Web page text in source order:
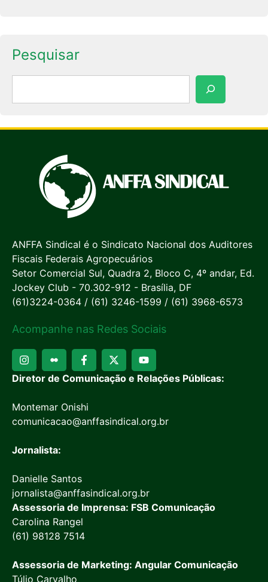
Pesquisar
ANFFA Sindical é o Sindicato Nacional dos Auditores
Fiscais Federais Agropecuários
Setor Comercial Sul, Quadra 2, Bloco C, 4º andar, Ed.
Jockey Club - 70.302-912 - Brasília, DF
(61)3224-0364 / (61) 3246-1599 / (61) 3968-6573
Acompanhe nas Redes Sociais
Diretor de Comunicação e Relações Públicas:
Montemar Onishi
comunicacao@anffasindical.org.br
Jornalista:
Danielle Santos
jornalista@anffasindical.org.br
Assessoria de Imprensa: FSB Comunicação
Carolina Rangel
(61) 98128 7514
Assessoria de Marketing: Angular Comunicação
Túlio Carvalho